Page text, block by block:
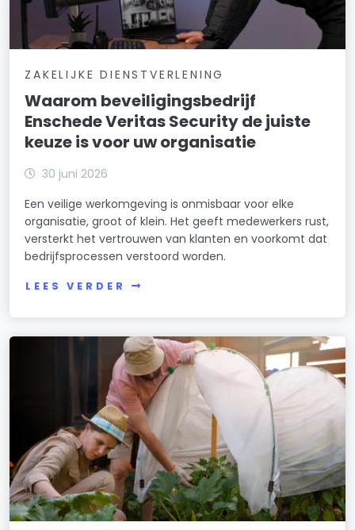
ZAKELIJKE DIENSTVERLENING
Waarom beveiligingsbedrijf
Enschede Veritas Security de juiste
keuze is voor uw organisatie
30 juni 2026
Een veilige werkomgeving is onmisbaar voor elke
organisatie, groot of klein. Het geeft medewerkers rust,
versterkt het vertrouwen van klanten en voorkomt dat
bedrijfsprocessen verstoord worden.
LEES VERDER